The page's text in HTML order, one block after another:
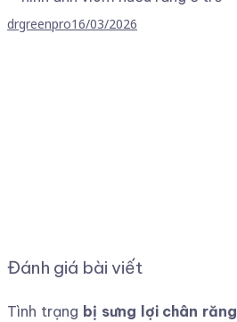
drgreenpro16/03/2026
Đánh giá bài viết
Tình trạng bị sưng lợi chân răng